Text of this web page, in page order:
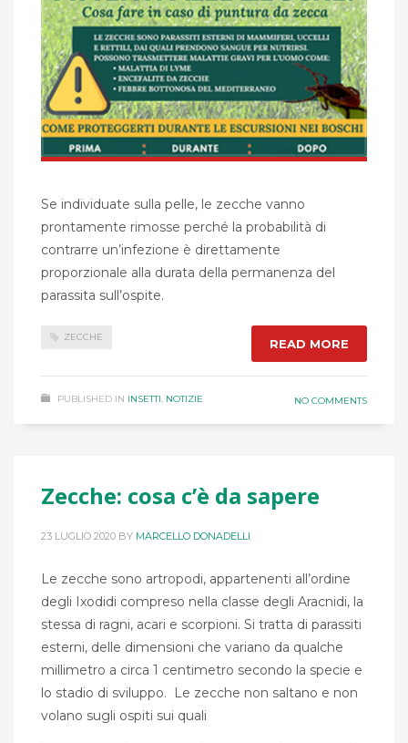
Se individuate sulla pelle, le zecche vanno
prontamente rimosse perché la probabilità di
contrarre un’infezione è direttamente
proporzionale alla durata della permanenza del
parassita sull’ospite.
ZECCHE READ MORE
PUBLISHED IN INSETTI, NOTIZIE NO COMMENTS
Zecche: cosa c’è da sapere
23 LUGLIO 2020 BY MARCELLO DONADELLI
Le zecche sono artropodi, appartenenti all’ordine
degli Ixodidi compreso nella classe degli Aracnidi, la
stessa di ragni, acari e scorpioni. Si tratta di parassiti
esterni, delle dimensioni che variano da qualche
millimetro a circa 1 centimetro secondo la specie e
lo stadio di sviluppo. Le zecche non saltano e non
volano sugli ospiti sui quali